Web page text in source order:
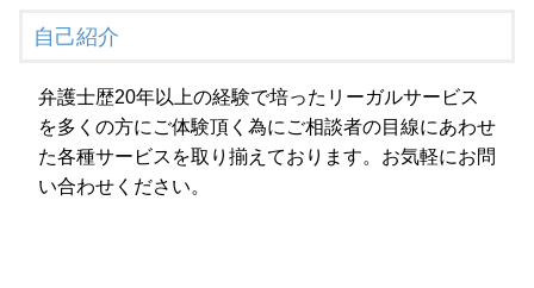
自己紹介
弁護士歴20年以上の経験で培ったリーガルサービス
を多くの方にご体験頂く為にご相談者の目線にあわせ
た各種サービスを取り揃えております。お気軽にお問
い合わせください。